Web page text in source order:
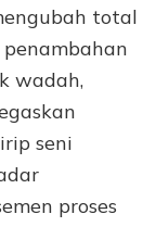
total
wadah,
seni
proses